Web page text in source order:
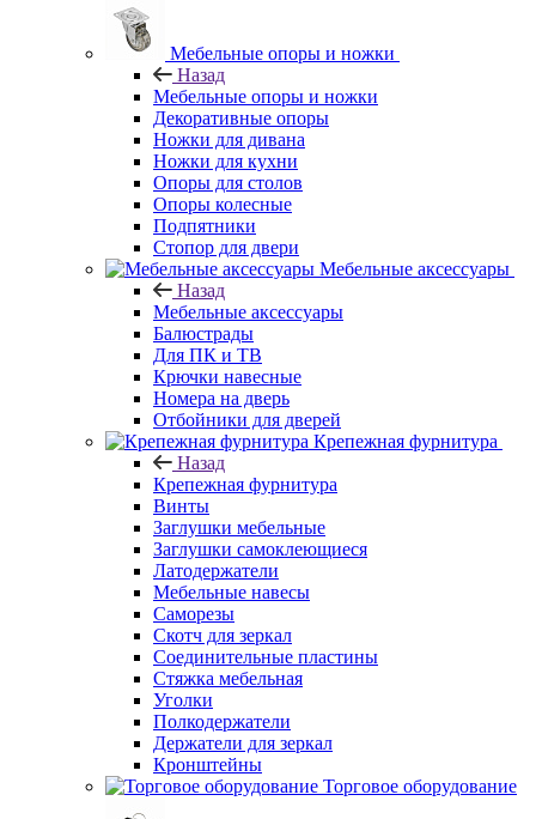
Мебельные опоры и ножки
Назад
Мебельные опоры и ножки
Декоративные опоры
Ножки для дивана
Ножки для кухни
Опоры для столов
Опоры колесные
Подпятники
Стопор для двери
Мебельные аксессуары
Назад
Мебельные аксессуары
Балюстрады
Для ПК и ТВ
Крючки навесные
Номера на дверь
Отбойники для дверей
Крепежная фурнитура
Назад
Крепежная фурнитура
Винты
Заглушки мебельные
Заглушки самоклеющиеся
Латодержатели
Мебельные навесы
Саморезы
Скотч для зеркал
Соединительные пластины
Стяжка мебельная
Уголки
Полкодержатели
Держатели для зеркал
Кронштейны
Торговое оборудование